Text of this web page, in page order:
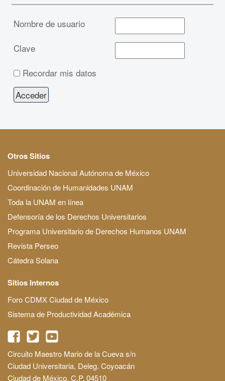
Nombre de usuario
Clave
Recordar mis datos
Otros Sitios
Universidad Nacional Autónoma de México
Coordinación de Humanidades UNAM
Toda la UNAM en línea
Defensoría de los Derechos Universitarios
Programa Universitario de Derechos Humanos UNAM
Revista Perseo
Cátedra Solana
Sitios Internos
Foro CDMX Ciudad de México
Sistema de Productividad Académica
Circuito Maestro Mario de la Cueva s/n
Ciudad Universitaria, Deleg. Coyoacán
Ciudad de México, C.P. 04510